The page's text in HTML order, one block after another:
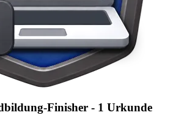
Finisher - 1 Urkunde